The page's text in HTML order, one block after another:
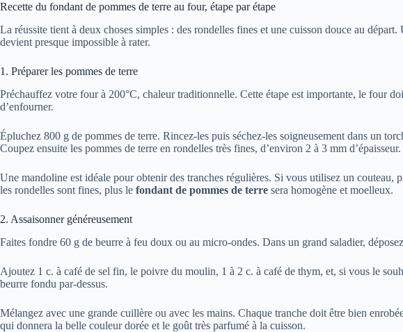
Recette du fondant de pommes de terre au four, étape par étape
La réussite tient à deux choses simples : des rondelles fines et une cuisson douce au
devient presque impossible à rater.
1. Préparer les pommes de terre
Préchauffez votre four à 200°C, chaleur traditionnelle. Cette étape est importante, le four
d’enfourner.
Épluchez 800 g de pommes de terre. Rincez-les puis séchez-les soigneusement dans un
Coupez ensuite les pommes de terre en rondelles très fines, d’environ 2 à 3 mm d’épaisseur.
Une mandoline est idéale pour obtenir des tranches régulières. Si vous utilisez un couteau,
les rondelles sont fines, plus le fondant de pommes de terre sera homogène et moelleux.
2. Assaisonner généreusement
Faites fondre 60 g de beurre à feu doux ou au micro-ondes. Dans un grand saladier,
Ajoutez 1 c. à café de sel fin, le poivre du moulin, 1 à 2 c. à café de thym, et, si vous le
beurre fondu par-dessus.
Mélangez avec une grande cuillère ou avec les mains. Chaque tranche doit être bien
qui donnera la belle couleur dorée et le goût très parfumé à la cuisson.